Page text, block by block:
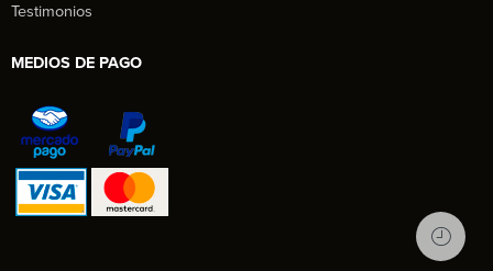
Testimonios
MEDIOS DE PAGO